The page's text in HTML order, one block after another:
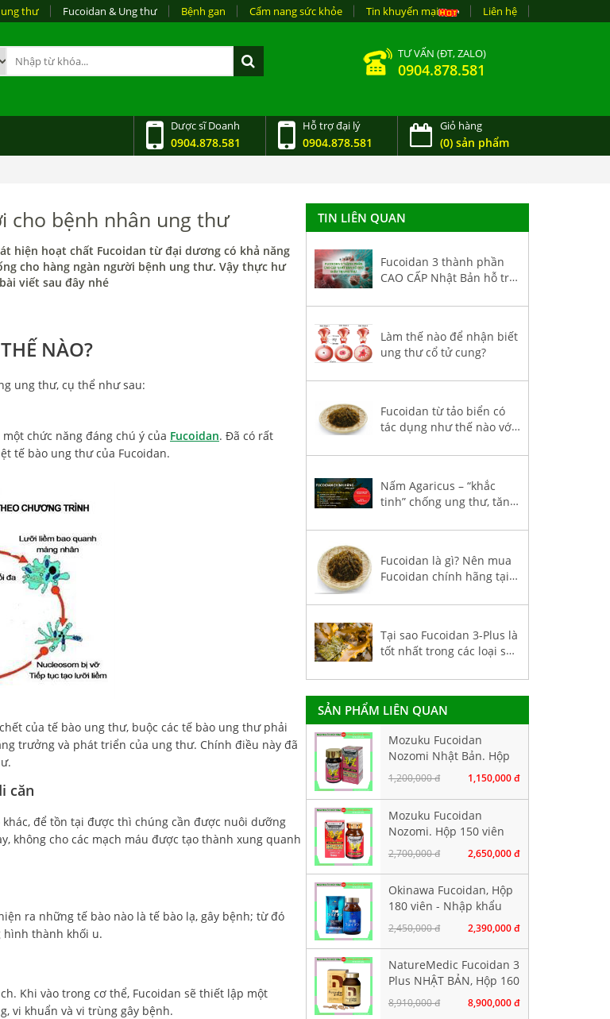
ung thư Fucoidan & Ung thư Bệnh gan Cẩm nang sức khỏe Tin khuyến mại Liên hệ
TƯ VẤN (ĐT, ZALO)
0904.878.581
Dược sĩ Doanh
0904.878.581
Hỗ trợ đại lý
0904.878.581
Giỏ hàng
(0) sản phẩm
cho bệnh nhân ung thư
hiện hoạt chất Fucoidan từ đại dương có khả năng
cho hàng ngàn người bệnh ung thư. Vậy thực hư
viết sau đây nhé
NÀO?
ung thư, cụ thể như sau:
chức năng đáng chú ý của Fucoidan. Đã có rất
tế bào ung thư của Fucoidan.
của tế bào ung thư, buộc các tế bào ung thư phải
trưởng và phát triển của ung thư. Chính điều này đã
căn
để tồn tại được thì chúng cần được nuôi dưỡng
không cho các mạch máu được tạo thành xung quanh
ra những tế bào nào là tế bào lạ, gây bệnh; từ đó
hình thành khối u.
Khi vào trong cơ thể, Fucoidan sẽ thiết lập một
vi khuẩn và vi trùng gây bệnh.
TIN LIÊN QUAN
Fucoidan 3 thành phần
CAO CẤP Nhật Bản hỗ trợ
Làm thế nào để nhận biết
ung thư cổ tử cung?
Fucoidan từ tảo biển có
tác dụng như thế nào với
thư?
Nấm Agaricus – “khắc
tinh” chống ung thư, tăng
Fucoidan 3-Plus
Fucoidan là gì? Nên mua
Fucoidan chính hãng tại
Tại sao Fucoidan 3-Plus là
tốt nhất trong các loại sản
khẩu về Việt Nam?
SẢN PHẨM LIÊN QUAN
Mozuku Fucoidan
Nozomi Nhật Bản. Hộp
60 viên
1,200,000 đ 1,150,000 đ
Mozuku Fucoidan
Nozomi. Hộp 150 viên
2,700,000 đ 2,650,000 đ
Okinawa Fucoidan, Hộp
180 viên - Nhập khẩu
chính hãng
2,450,000 đ 2,390,000 đ
NatureMedic Fucoidan 3
Plus NHẬT BẢN, Hộp 160
viên
8,910,000 đ 8,900,000 đ